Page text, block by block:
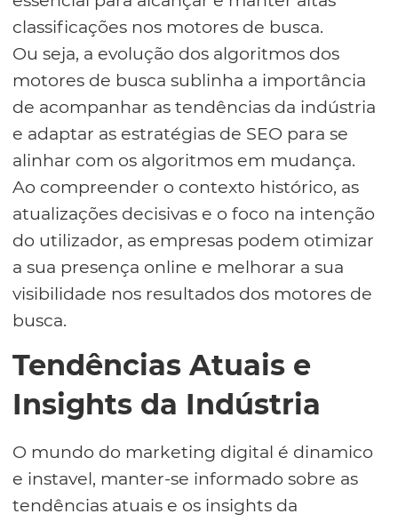
classificações nos motores de busca.
Ou seja, a evolução dos algoritmos dos
motores de busca sublinha a importância
de acompanhar as tendências da indústria
e adaptar as estratégias de SEO para se
alinhar com os algoritmos em mudança.
Ao compreender o contexto histórico, as
atualizações decisivas e o foco na intenção
do utilizador, as empresas podem otimizar
a sua presença online e melhorar a sua
visibilidade nos resultados dos motores de
busca.
Tendências Atuais e
Insights da Indústria
O mundo do marketing digital é dinamico
e instavel, manter-se informado sobre as
tendências atuais e os insights da